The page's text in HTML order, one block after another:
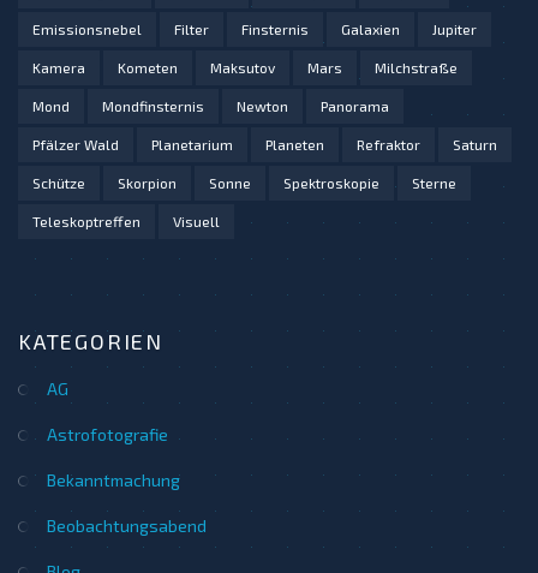
Emissionsnebel Filter Finsternis Galaxien Jupiter
Kamera Kometen Maksutov Mars Milchstraße
Mond Mondfinsternis Newton Panorama
Pfälzer Wald Planetarium Planeten Refraktor Saturn
Schütze Skorpion Sonne Spektroskopie Sterne
Teleskoptreffen Visuell
KATEGORIEN
AG
Astrofotografie
Bekanntmachung
Beobachtungsabend